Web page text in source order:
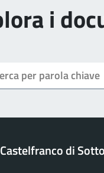
i
Castelfranco di Sotto